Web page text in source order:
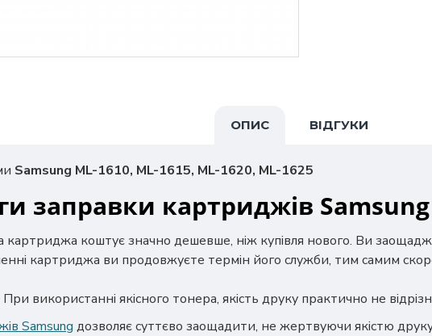
ОПИС ВІДГУКИ
Samsung ML-1610, ML-1615, ML-1620, ML-1625
заправки картриджів Samsung
картриджа коштує значно дешевше, ніж купівля нового. Ви
картриджа ви продовжуєте термін його служби, тим самим
При використанні якісного тонера, якість друку практично не
Samsung дозволяє суттєво заощадити, не жертвуючи якістю